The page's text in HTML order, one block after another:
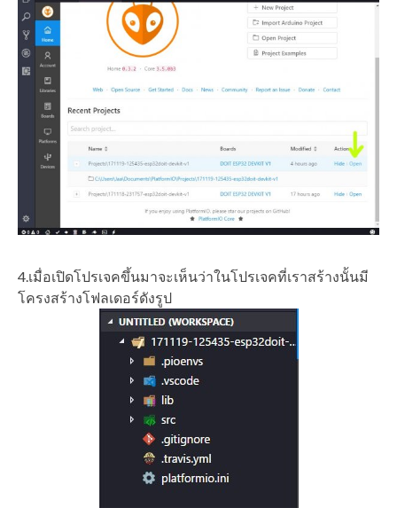
4.เมื่อเปิดโปรเจคขึ้นมาจะเห็นว่าในโปรเจคที่เราสร้างนั้นมี
โครงสร้างโฟลเดอร์ดังรูป